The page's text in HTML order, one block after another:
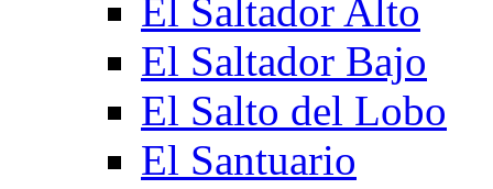
El Saltador Alto
El Saltador Bajo
El Salto del Lobo
El Santuario